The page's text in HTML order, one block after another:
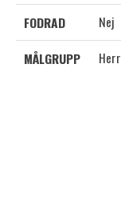
FODRAD
Nej
MÅLGRUPP
Herr